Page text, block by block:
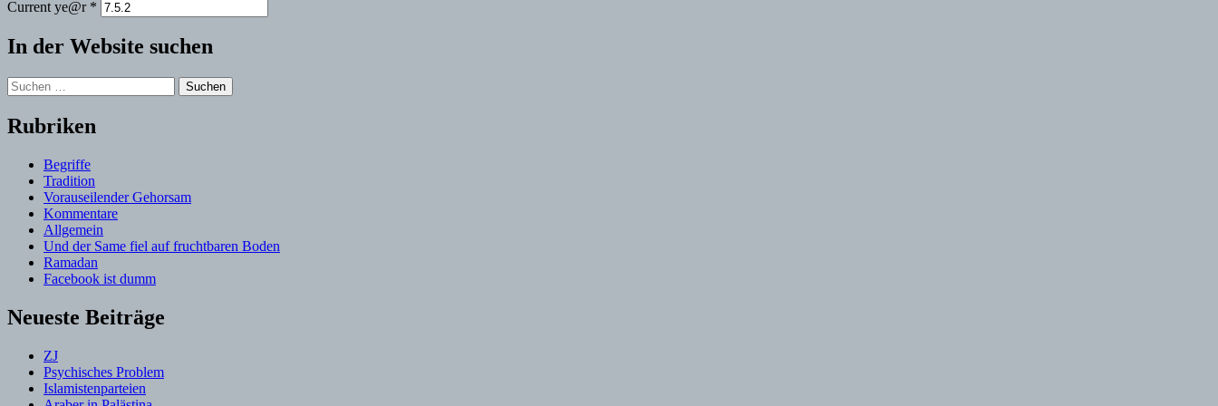
Current ye@r *
In der Website suchen
Suchen
nach:
Rubriken
Begriffe
Tradition
Vorauseilender Gehorsam
Kommentare
Allgemein
Und der Same fiel auf fruchtbaren Boden
Ramadan
Facebook ist dumm
Neueste Beiträge
ZJ
Psychisches Problem
Islamistenparteien